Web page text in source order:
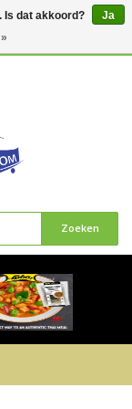
Zoeken
Is dat akkoord?
Ja